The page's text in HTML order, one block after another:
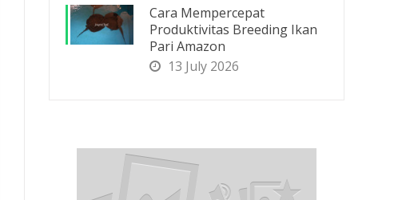
Cara Mempercepat
Produktivitas Breeding Ikan
Pari Amazon
13 July 2026